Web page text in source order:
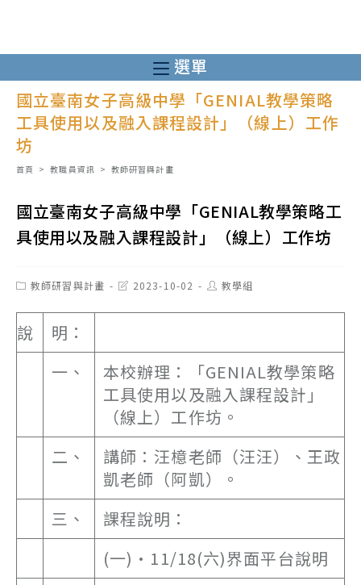
至
主
容
選單
國立臺南女子高級中學「GENIAL教學策略
工具使用以及融入課程設計」（線上）工作
坊
首頁 > 教職員資訊 > 教師研習與計畫
國立臺南女子高級中學「GENIAL教學策略工
具使用以及融入課程設計」（線上）工作坊
Post教師研習與計畫
Post2023-10-02
Post教學組
說
明：
一、
本校辦理：「GENIAL教學策略
工具使用以及融入課程設計」
（線上）工作坊。
二、
講師：汪檍老師（汪汪）、王政
凱老師（阿凱）。
三、
課程說明：
(一)•11/18(六)界面平台說明